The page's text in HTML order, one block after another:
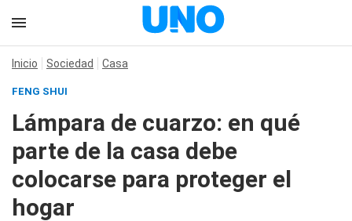
Inicio Sociedad Casa
FENG SHUI
Lámpara de cuarzo: en qué
parte de la casa debe
colocarse para proteger el
hogar